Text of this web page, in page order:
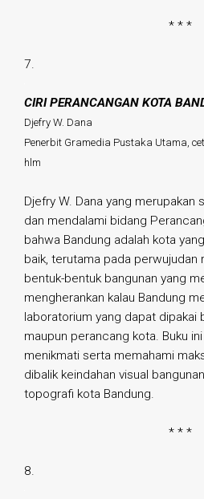
* * *
7.
CIRI PERANCANGAN KOTA
Djefry W. Dana
Penerbit Gramedia Pustaka Utama,
hlm
Djefry W. Dana yang merupakan
dan mendalami bidang
bahwa Bandung adalah kota
baik, terutama pada perwujudan
bentuk-bentuk bangunan yang
mengherankan kalau Bandung
laboratorium yang dapat dipakai
maupun perancang kota. Buku
menikmati serta memahami
dibalik keindahan visual
topografi kota Bandung.
* * *
8.